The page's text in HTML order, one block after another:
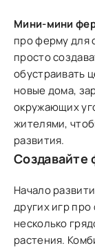
Мини-мини
про ферму для
просто
обустраивать
новые дома,
окружающих
жителями,
развития.
Создавайте
Начало
других игр
несколько
растения.